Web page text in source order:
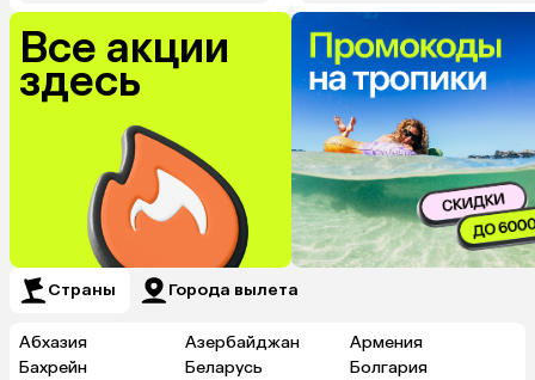
Все акции
здесь
Страны Города вылета
Абхазия Азербайджан
Армения
Бахрейн
Беларусь
Болгария